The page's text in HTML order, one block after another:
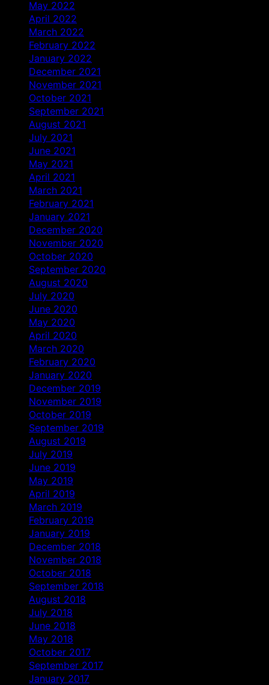
May 2022
April 2022
March 2022
February 2022
January 2022
December 2021
November 2021
October 2021
September 2021
August 2021
July 2021
June 2021
May 2021
April 2021
March 2021
February 2021
January 2021
December 2020
November 2020
October 2020
September 2020
August 2020
July 2020
June 2020
May 2020
April 2020
March 2020
February 2020
January 2020
December 2019
November 2019
October 2019
September 2019
August 2019
July 2019
June 2019
May 2019
April 2019
March 2019
February 2019
January 2019
December 2018
November 2018
October 2018
September 2018
August 2018
July 2018
June 2018
May 2018
October 2017
September 2017
January 2017